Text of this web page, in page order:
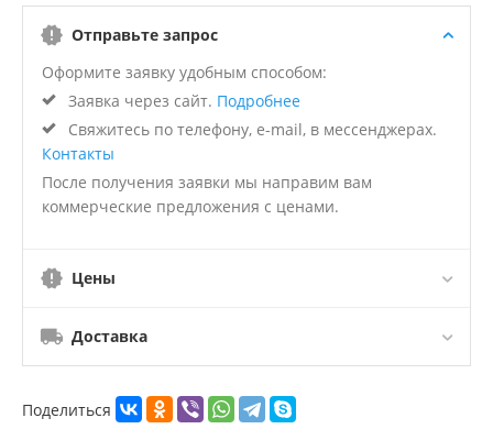
Отправьте запрос
Оформите заявку удобным способом:
Заявка через сайт. Подробнее
Свяжитесь по телефону, e-mail, в мессенджерах.
Контакты
После получения заявки мы направим вам
коммерческие предложения с ценами.
Цены
Доставка
Поделиться